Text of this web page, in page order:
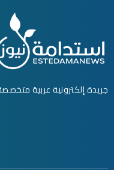
جريدة إلكترونية عربية